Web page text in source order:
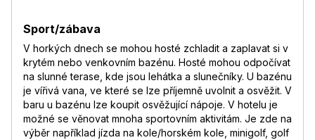
Sport/zábava
V horkých dnech se mohou hosté zchladit a zaplavat si v
krytém nebo venkovním bazénu. Hosté mohou odpočívat
na slunné terase, kde jsou lehátka a slunečníky. U bazénu
je vířivá vana, ve které se lze příjemně uvolnit a osvěžit. V
baru u bazénu lze koupit osvěžující nápoje. V hotelu je
možné se věnovat mnoha sportovním aktivitám. Je zde na
výběr například jízda na kole/horském kole, minigolf, golf